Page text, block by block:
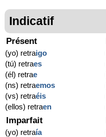
Indicatif
Présent
(yo) retraigo
(tú) retraes
(él) retrae
(ns) retraemos
(vs) retraéis
(ellos) retraen
Imparfait
(yo) retraía